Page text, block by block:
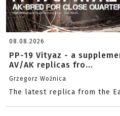
08.08.2026
PP-19 Vityaz - a
AV/AK replicas fro...
Grzegorz Woźnica
The latest replica from the